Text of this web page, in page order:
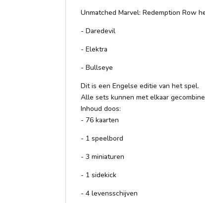
Unmatched Marvel: Redemption Row
- Daredevil
- Elektra
- Bullseye
Dit is een Engelse editie van het spel.
Alle sets kunnen met elkaar
Inhoud doos:
- 76 kaarten
- 1 speelbord
- 3 miniaturen
- 1 sidekick
- 4 levensschijven